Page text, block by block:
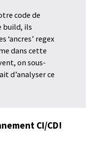
code de
build, ils
‘ancres’ regex
dans cette
on sous-
d’analyser ce
CI/CD!